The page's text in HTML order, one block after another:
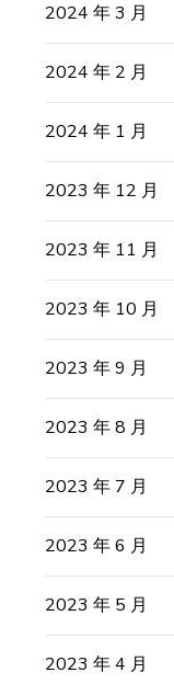
2024 年 3 月
2024 年 2 月
2024 年 1 月
2023 年 12 月
2023 年 11 月
2023 年 10 月
2023 年 9 月
2023 年 8 月
2023 年 7 月
2023 年 6 月
2023 年 5 月
2023 年 4 月